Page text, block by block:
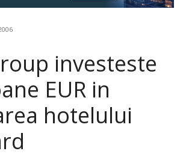
investeste
EUR in
hotelului